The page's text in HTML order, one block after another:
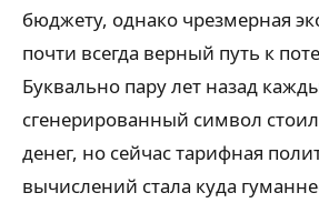
бюджету, однако чрезмерная
почти всегда верный путь к
Буквально пару лет назад
сгенерированный символ
денег, но сейчас тарифная
вычислений стала куда